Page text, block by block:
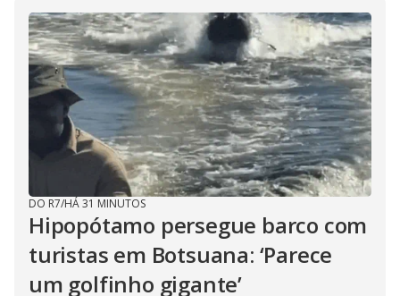
DO R7/HÁ 31 MINUTOS
Hipopótamo persegue barco com
turistas em Botsuana: ‘Parece
um golfinho gigante’